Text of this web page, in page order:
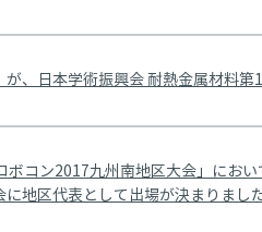
、日本学術振興会 耐熱金属材料
コン2017九州南地区大会」にお
地区代表として出場が決まりました